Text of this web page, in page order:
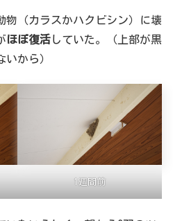
物（カラスかハクビシン）に壊
ほぼ復活していた。（上部が黒
から）
1週間前